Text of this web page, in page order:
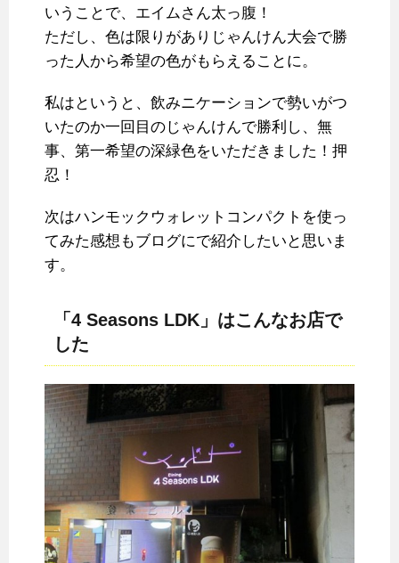
いうことで、エイムさん太っ腹！
ただし、色は限りがありじゃんけん大会で勝
った人から希望の色がもらえることに。
私はというと、飲みニケーションで勢いがつ
いたのか一回目のじゃんけんで勝利し、無
事、第一希望の深緑色をいただきました！押
忍！
次はハンモックウォレットコンパクトを使っ
てみた感想もブログにで紹介したいと思いま
す。
「4 Seasons LDK」はこんなお店で
した